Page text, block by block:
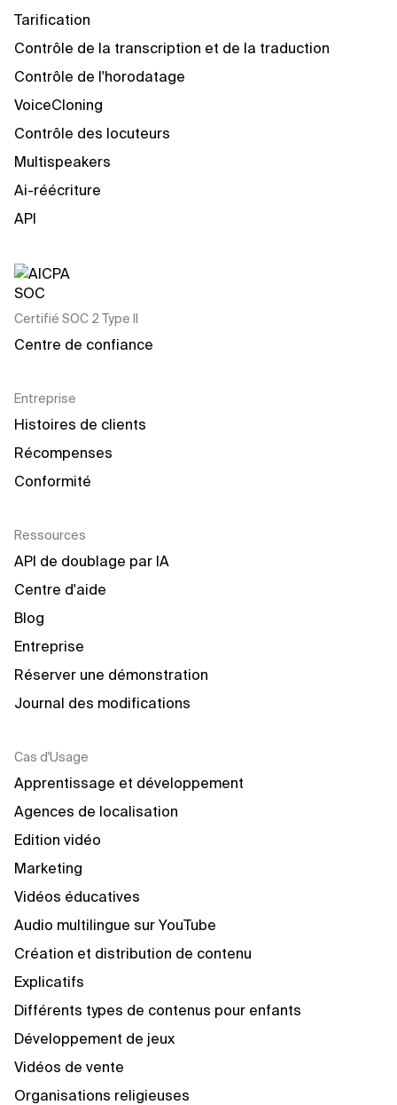
Tarification
Contrôle de la transcription et de la traduction
Contrôle de l'horodatage
VoiceCloning
Contrôle des locuteurs
Multispeakers
Ai-réécriture
API
Certifié SOC 2 Type II
Centre de confiance
Entreprise
Histoires de clients
Récompenses
Conformité
Ressources
API de doublage par IA
Centre d'aide
Blog
Entreprise
Réserver une démonstration
Journal des modifications
Cas d'Usage
Apprentissage et développement
Agences de localisation
Edition vidéo
Marketing
Vidéos éducatives
Audio multilingue sur YouTube
Création et distribution de contenu
Explicatifs
Différents types de contenus pour enfants
Développement de jeux
Vidéos de vente
Organisations religieuses